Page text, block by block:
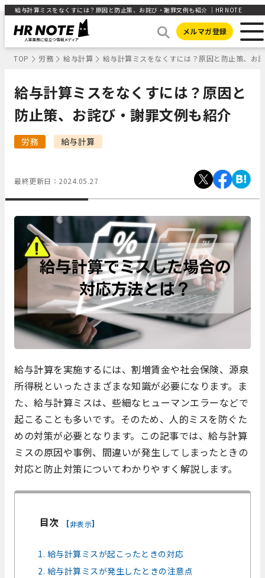
給与計算ミスをなくすには？原因と防止策、お詫び・謝罪文例も紹介 ｜HR NOTE
メルマガ登録
TOP 労務 給与計算 給与計算ミスをなくすには？原因と防止策、お
給与計算ミスをなくすには？原因と
防止策、お詫び・謝罪文例も紹介
労務 給与計算
最終更新日： 2024.05.27
給与計算を実施するには、割増賃金や社会保険、源泉
所得税といったさまざまな知識が必要になります。ま
た、給与計算ミスは、些細なヒューマンエラーなどで
起こることも多いです。そのため、人的ミスを防ぐた
めの対策が必要となります。この記事では、給与計算
ミスの原因や事例、間違いが発生してしまったときの
対応と防止対策についてわかりやすく解説します。
目次 [非表示]
1. 給与計算ミスが起こったときの対応
2. 給与計算ミスが発生したときの注意点